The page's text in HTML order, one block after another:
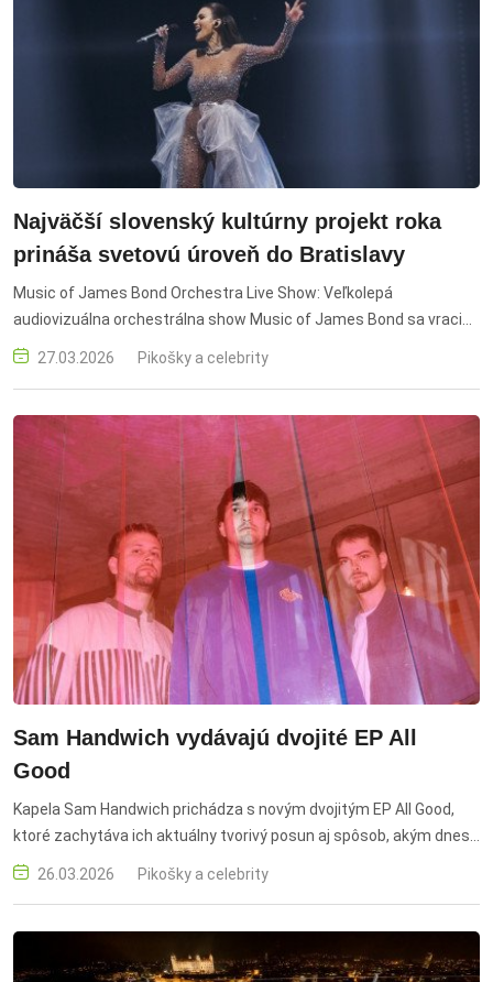
Najväčší slovenský kultúrny projekt roka
prináša svetovú úroveň do Bratislavy
Music of James Bond Orchestra Live Show: Veľkolepá
audiovizuálna orchestrálna show Music of James Bond sa vracia
na bratislavskú scénu 9. apríla 2026 s ešte väčšou ambíciou,
technickou dokonalosťou a umeleckým nasadením. Projekt, ktorý
jedného jedinečného zážitku, je prvou timekódovanou
orchestrálnou show na Slovensku a predstavuje míľnik v domácej
27.03.2026 Pikošky a celebrity
Sam Handwich vydávajú dvojité EP All
Good
Kapela Sam Handwich prichádza s novým dvojitým EP All Good,
ktoré zachytáva ich aktuálny tvorivý posun aj spôsob, akým dnes
vzniká elektronická hudba na pomedzí technológie, improvizácie a
osobnej skúsenosti. EP obsahuje osem skladieb a už samotný
ktoré často používame automaticky bez ohľadu na realitu.
26.03.2026 Pikošky a celebrity